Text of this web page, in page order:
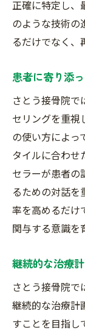
初診
各治
治療
定期
持続
通勤途中
する理由
通勤
時間
ライ
職場
さとう接
頼の施術
正確に特定し、
のような技術の
るだけでなく、
患者に寄り添
さとう接骨院で
セリングを重視
の使い方によっ
タイルに合わせ
セラーが患者の
るための対話を
率を高めるだけ
関与する意識を
継続的な治療
さとう接骨院で
継続的な治療計
すことを目指し